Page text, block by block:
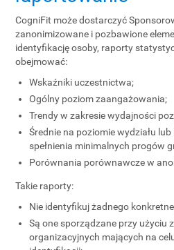
CogniFit może dostarczyć
zanonimizowane i pozbawione
identyfikację osoby, raporty
obejmować:
Wskaźniki uczestnictwa;
Ogólny poziom zaangażowania;
Trendy w zakresie wydajności
Średnie na poziomie wydziału
spełnienia minimalnych progów
Porównania porównawcze w
Takie raporty:
Nie identyfikuj żadnego
Są one sporządzane przy użyciu
organizacyjnych mających na